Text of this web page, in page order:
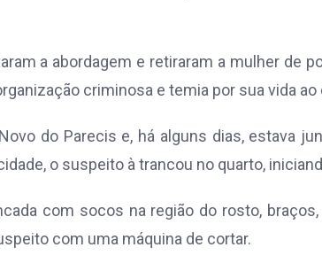
a abordagem e retiraram a mulher de
criminosa e temia por sua vida
do Parecis e, há alguns dias, estava
o suspeito à trancou no quarto,
com socos na região do rosto,
com uma máquina de cortar.